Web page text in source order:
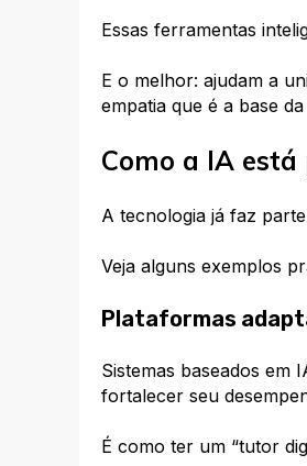
Essas ferramentas
E o melhor: ajudam a
empatia que é a base
Como a IA
A tecnologia já faz
Veja alguns exemplos
Plataformas
Sistemas baseados em
fortalecer seu
É como ter um “tutor